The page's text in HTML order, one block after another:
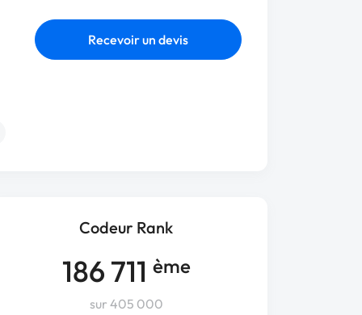
Recevoir un devis
Codeur Rank
186 711 ème
sur 405 000